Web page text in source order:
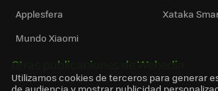
Applesfera
Xataka
Mundo Xiaomi
Otras publicaciones de Webedia
Utilizamos cookies de terceros para generar